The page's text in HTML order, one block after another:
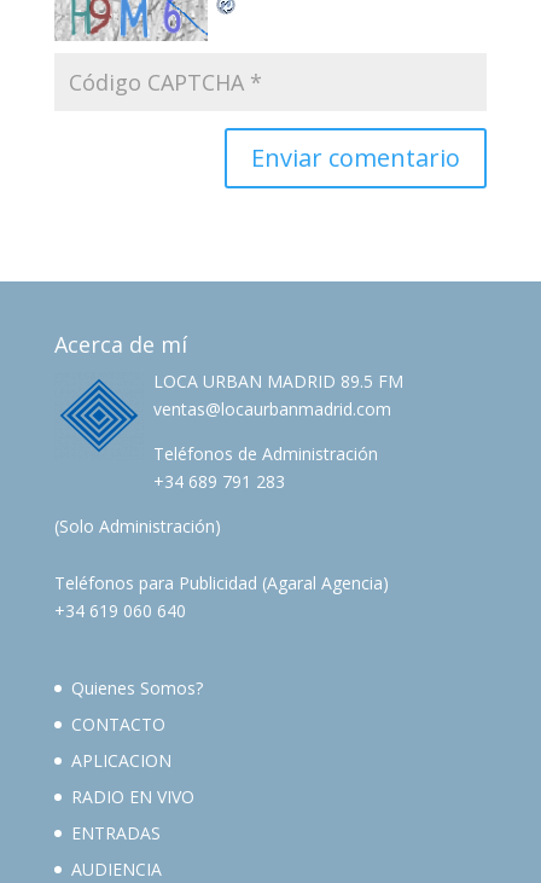
Acerca de mí
LOCA URBAN MADRID 89.5 FM
ventas@locaurbanmadrid.com
Teléfonos de Administración
+34 689 791 283
(Solo Administración)
Teléfonos para Publicidad (Agaral Agencia)
+34 619 060 640
Quienes Somos?
CONTACTO
APLICACION
RADIO EN VIVO
ENTRADAS
AUDIENCIA